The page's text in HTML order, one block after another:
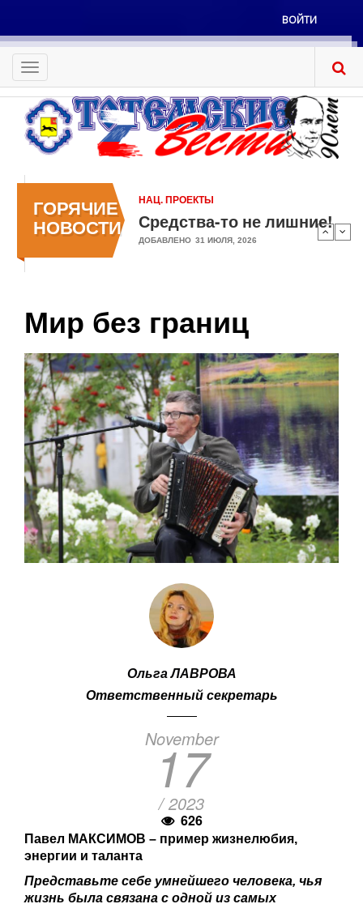
основному
содержанию
Меню
учётной
записи
пользователя
ВОЙТИ
Toggle
navigation
ГОРЯЧИЕ
НОВОСТИ
НАЦ. ПРОЕКТЫ
Средства-то не лишние!
ДОБАВЛЕНО 31 ИЮЛЯ, 2026
Мир без границ
Ольга ЛАВРОВА
Ответственный секретарь
November
17
/ 2023
626
Павел МАКСИМОВ – пример жизнелюбия,
энергии и таланта
Представьте себе умнейшего человека, чья
жизнь была связана с одной из самых